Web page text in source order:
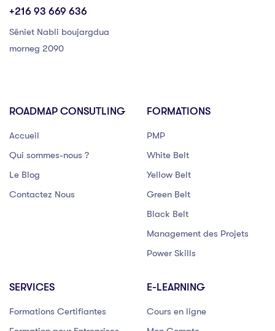
+216 93 669 636
Séniet Nabli boujargdua
morneg 2090
ROADMAP CONSUTLING
Accueil
Qui sommes-nous ?
Le Blog
Contactez Nous
FORMATIONS
PMP
White Belt
Yellow Belt
Green Belt
Black Belt
Management des Projets
Power Skills
SERVICES
Formations Certifiantes
E-LEARNING
Cours en ligne